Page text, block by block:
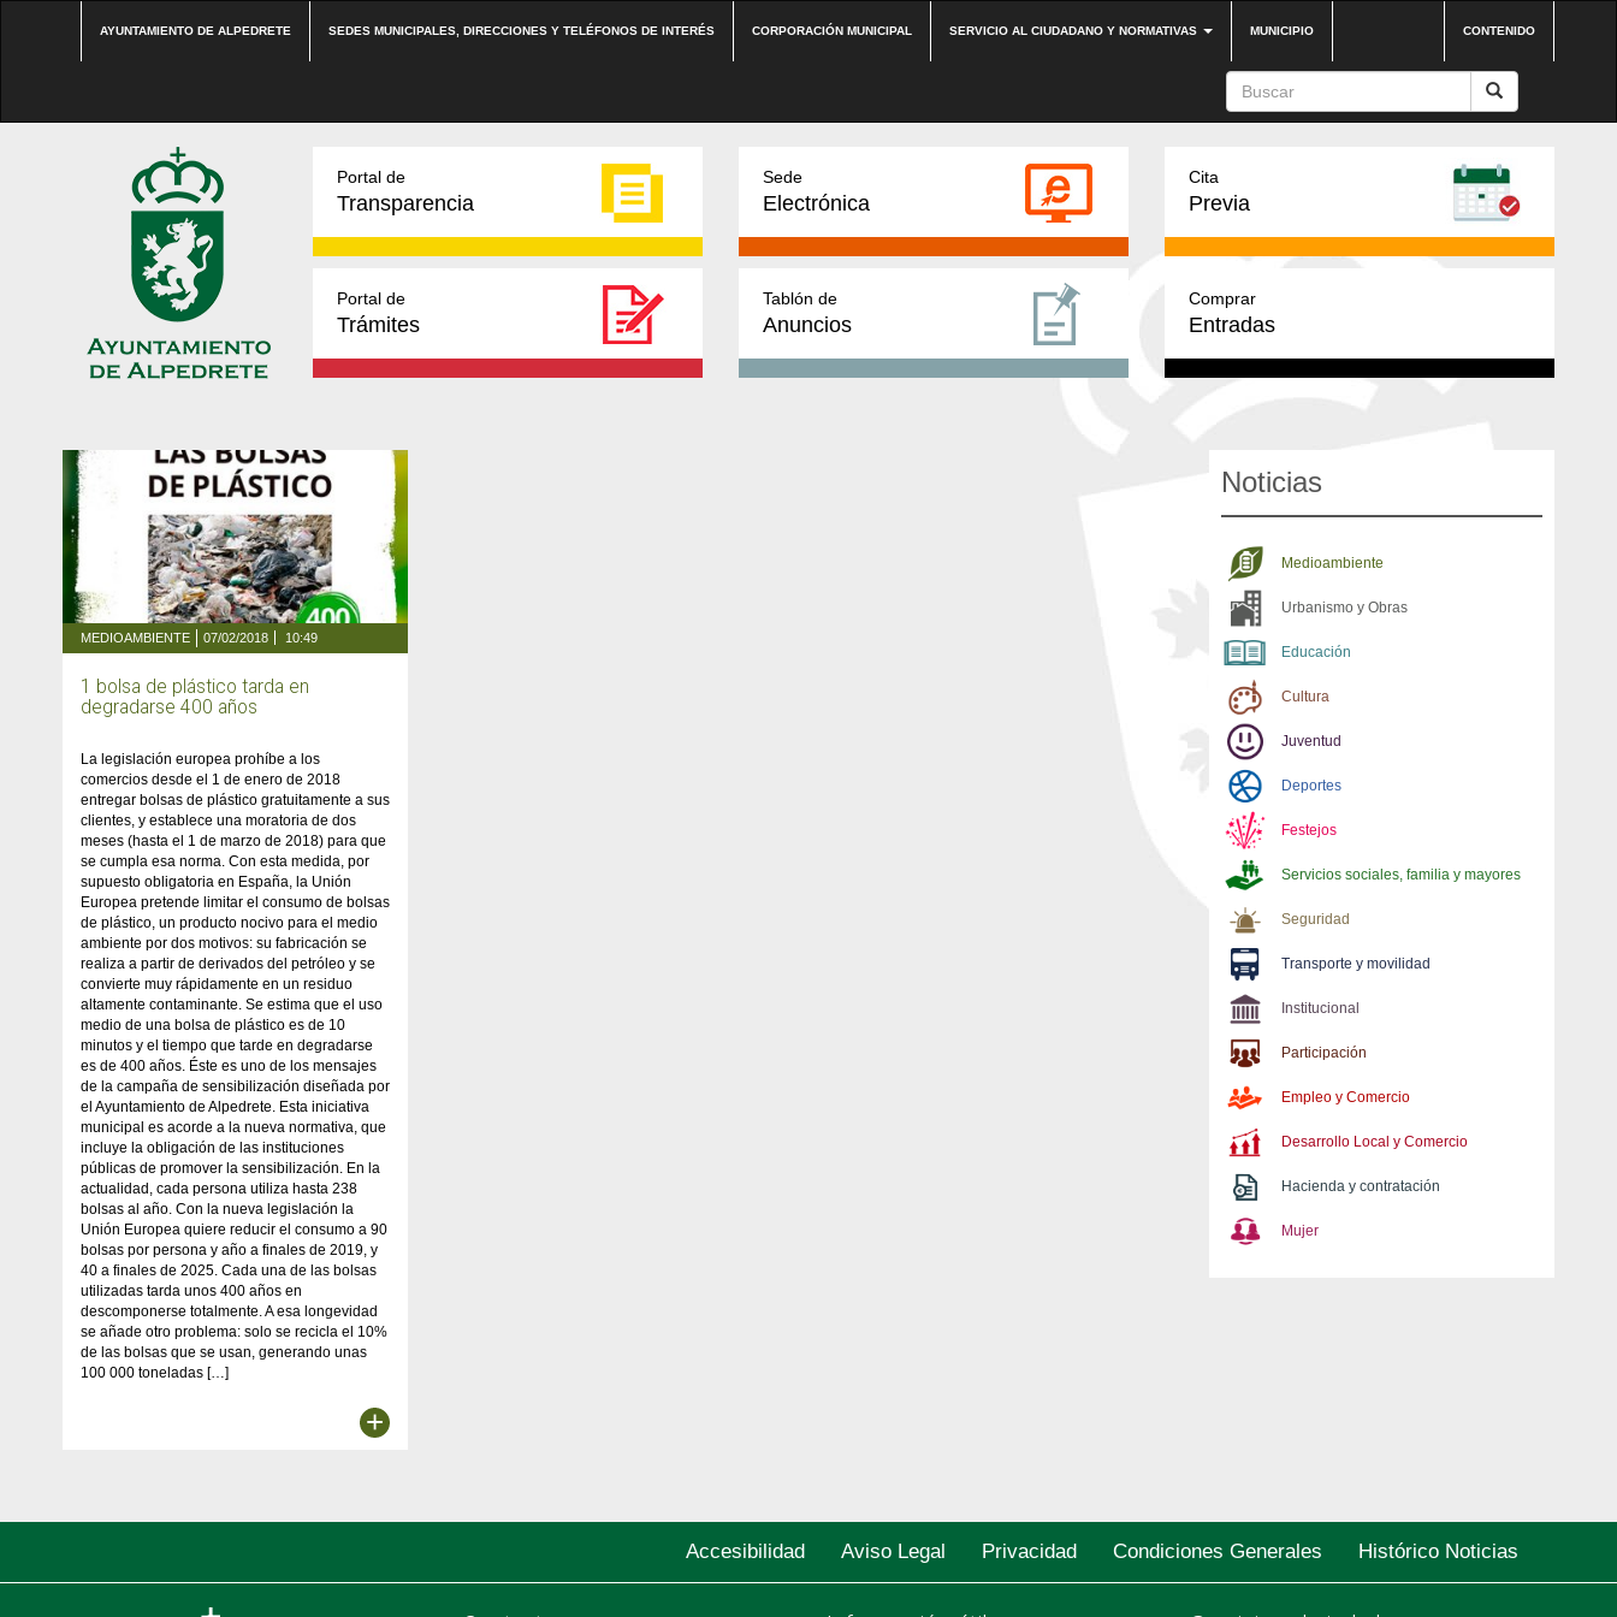
AYUNTAMIENTO DE ALPEDRETE SEDES MUNICIPALES, DIRECCIONES Y TELÉFONOS DE INTERÉS CORPORACIÓN MUNICIPAL SERVICIO AL CIUDADANO Y NORMATIVAS MUNICIPIO CONTENIDO
Portal de
Transparencia
Sede
Electrónica
Cita
Previa
Portal de
Trámites
Tablón de
Anuncios
Comprar
Entradas
MEDIOAMBIENTE 07/02/2018 10:49
1 bolsa de plástico tarda en
degradarse 400 años
La legislación europea prohíbe a los
comercios desde el 1 de enero de 2018
entregar bolsas de plástico gratuitamente a sus
clientes, y establece una moratoria de dos
meses (hasta el 1 de marzo de 2018) para que
se cumpla esa norma. Con esta medida, por
supuesto obligatoria en España, la Unión
Europea pretende limitar el consumo de bolsas
de plástico, un producto nocivo para el medio
ambiente por dos motivos: su fabricación se
realiza a partir de derivados del petróleo y se
convierte muy rápidamente en un residuo
altamente contaminante. Se estima que el uso
medio de una bolsa de plástico es de 10
minutos y el tiempo que tarde en degradarse
es de 400 años. Éste es uno de los mensajes
de la campaña de sensibilización diseñada por
el Ayuntamiento de Alpedrete. Esta iniciativa
municipal es acorde a la nueva normativa, que
incluye la obligación de las instituciones
públicas de promover la sensibilización. En la
actualidad, cada persona utiliza hasta 238
bolsas al año. Con la nueva legislación la
Unión Europea quiere reducir el consumo a 90
bolsas por persona y año a finales de 2019, y
40 a finales de 2025. Cada una de las bolsas
utilizadas tarda unos 400 años en
descomponerse totalmente. A esa longevidad
se añade otro problema: solo se recicla el 10%
de las bolsas que se usan, generando unas
100 000 toneladas […]
+
Noticias
Medioambiente
Urbanismo y Obras
Educación
Cultura
Juventud
Deportes
Festejos
Servicios sociales, familia y mayores
Seguridad
Transporte y movilidad
Institucional
Participación
Empleo y Comercio
Desarrollo Local y Comercio
Hacienda y contratación
Mujer
Accesibilidad Aviso Legal Privacidad Condiciones Generales Histórico Noticias